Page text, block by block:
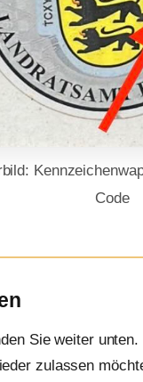
Code
Sie weiter unten.
zulassen